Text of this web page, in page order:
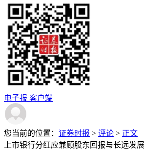
电子报 客户端
您当前的位置： 证券时报 > 评论 > 正文
上市银行分红应兼顾股东回报与长远发展